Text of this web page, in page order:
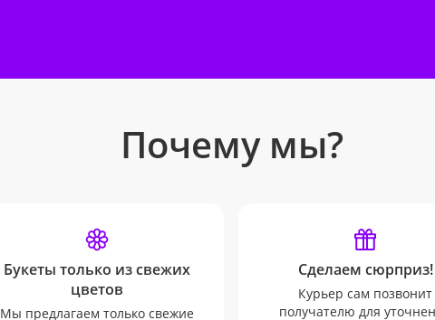
Почему мы?
Букеты только из свежих
цветов
Мы предлагаем только свежие
Сделаем сюрприз!
Курьер сам позвонит
получателю для